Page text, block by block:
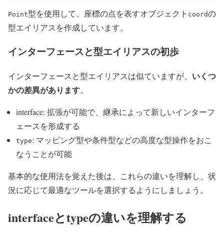
Point型を使用して、座標の点を表すオブジェクト coordの
型エイリアスを作成しています。
インターフェースと型エイリアスの初歩
インターフェースと型エイリアスは似ていますが、 いくつ
かの差異があります。
interface: 拡張が可能で、継承によって新しいインターフ
ェースを形成する
type: マッピング型や条件型などの高度な型操作をおこ
なうことが可能
基本的な使用法を覚えた後は、これらの違いを理解し、状
況に応じて最適なツールを選択するようにしましょう。
interfaceとtypeの違いを理解する